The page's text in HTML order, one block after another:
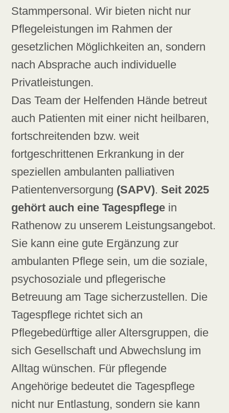
Stammpersonal. Wir bieten nicht nur
Pflegeleistungen im Rahmen der
gesetzlichen Möglichkeiten an, sondern
nach Absprache auch individuelle
Privatleistungen.
Das Team der Helfenden Hände betreut
auch Patienten mit einer nicht heilbaren,
fortschreitenden bzw. weit
fortgeschrittenen Erkrankung in der
speziellen ambulanten palliativen
Patientenversorgung (SAPV). Seit 2025
gehört auch eine Tagespflege in
Rathenow zu unserem Leistungsangebot.
Sie kann eine gute Ergänzung zur
ambulanten Pflege sein, um die soziale,
psychosoziale und pflegerische
Betreuung am Tage sicherzustellen. Die
Tagespflege richtet sich an
Pflegebedürftige aller Altersgruppen, die
sich Gesellschaft und Abwechslung im
Alltag wünschen. Für pflegende
Angehörige bedeutet die Tagespflege
nicht nur Entlastung, sondern sie kann